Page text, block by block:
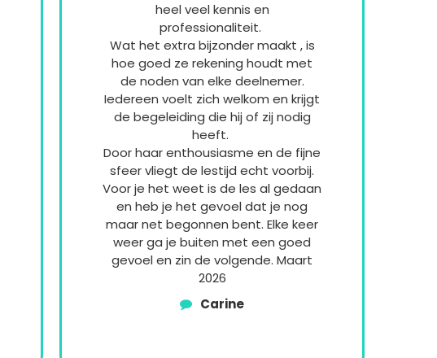
heel veel kennis en
professionaliteit.
Wat het extra bijzonder maakt , is
hoe goed ze rekening houdt met
de noden van elke deelnemer.
Iedereen voelt zich welkom en krijgt
de begeleiding die hij of zij nodig
heeft.
Door haar enthousiasme en de fijne
sfeer vliegt de lestijd echt voorbij.
Voor je het weet is de les al gedaan
en heb je het gevoel dat je nog
maar net begonnen bent. Elke keer
weer ga je buiten met een goed
gevoel en zin de volgende. Maart
2026
Carine